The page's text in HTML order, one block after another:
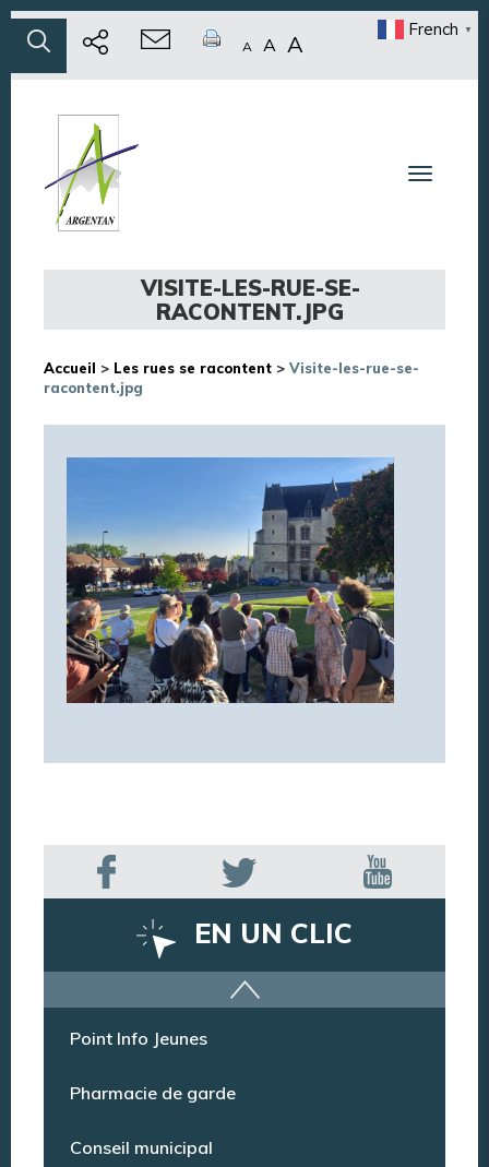
A A A
French ▼
Toggle
VISITE-LES-RUE-SE-
RACONTENT.JPG
Accueil > Les rues se racontent > Visite-les-rue-se-
racontent.jpg
EN UN CLIC
Offres d’emploi
Point Info Jeunes
Pharmacie de garde